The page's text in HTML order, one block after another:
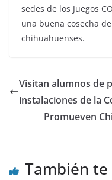
sedes de los Juegos
una buena cosecha
chihuahuenses.
Visitan alumnos de
instalaciones de la
Promueven
También